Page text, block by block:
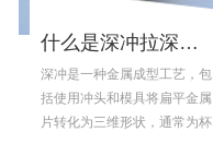
什么是深冲拉深工艺？
深冲是一种金属成型工艺，包
括使用冲头和模具将扁平金属
片转化为三维形状，通常为杯